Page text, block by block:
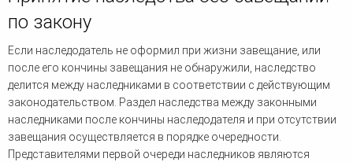
по закону
Если наследодатель не оформил при жизни завещание, или
после его кончины завещания не обнаружили, наследство
делится между наследниками в соответствии с действующим
законодательством. Раздел наследства между законными
наследниками после кончины наследодателя и при отсутствии
завещания осуществляется в порядке очередности.
Представителями первой очереди наследников являются